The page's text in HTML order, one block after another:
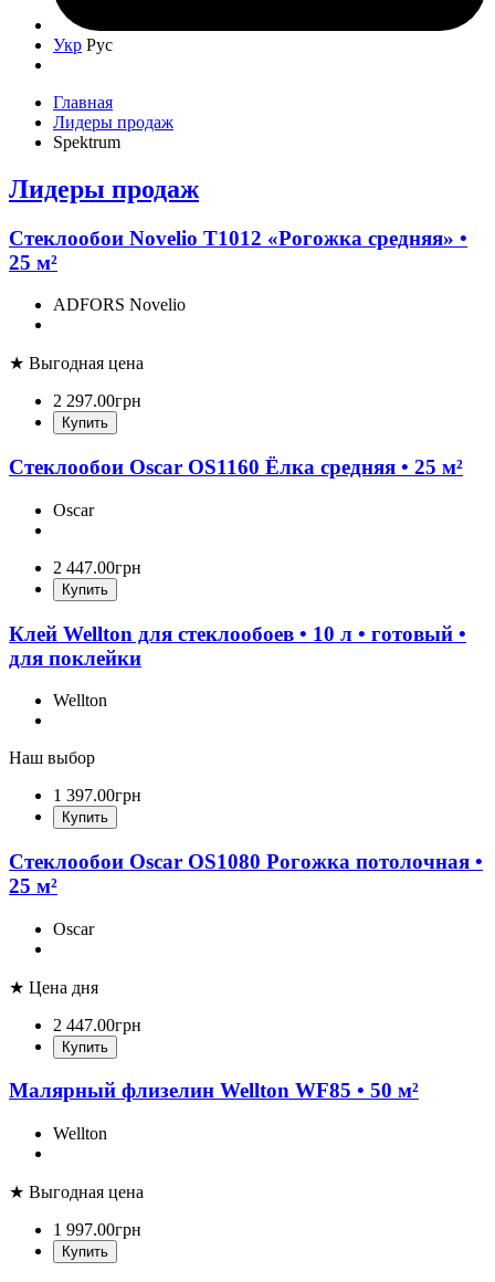
Укр Рус
Главная
Лидеры продаж
Spektrum
Лидеры продаж
Стеклообои Novelio T1012 «Рогожка средняя» •
25 м²
ADFORS Novelio
★ Выгодная цена
2 297.00грн
Купить
Стеклообои Oscar OS1160 Ёлка средняя • 25 м²
Oscar
2 447.00грн
Купить
Клей Wellton для стеклообоев • 10 л • готовый •
для поклейки
Wellton
Наш выбор
1 397.00грн
Купить
Стеклообои Oscar OS1080 Рогожка потолочная •
25 м²
Oscar
★ Цена дня
2 447.00грн
Купить
Малярный флизелин Wellton WF85 • 50 м²
Wellton
★ Выгодная цена
1 997.00грн
Купить